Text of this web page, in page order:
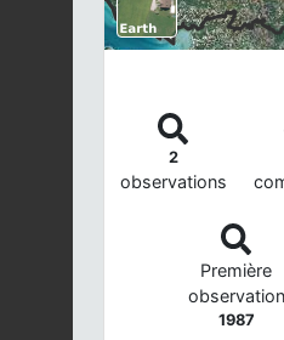
2
observations
Première
observation
1987